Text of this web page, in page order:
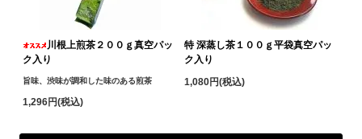
川根上煎茶２００ｇ真空パッ
ク入り
旨味、渋味が調和した味のある煎茶
1,296円(税込)
特 深蒸し茶１００ｇ平袋真空パッ
ク入り
1,080円(税込)